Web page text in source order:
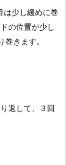
は少し緩めに巻
の位置が少し
きます。
返して、３回